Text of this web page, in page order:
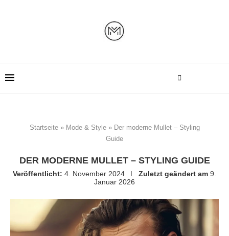
Startseite» Mode & Style» Der moderne Mullet – Styling
Guide
DER MODERNE MULLET – STYLING GUIDE
Veröffentlicht: 4. November 2024 Zuletzt geändert am 9.
Januar 2026